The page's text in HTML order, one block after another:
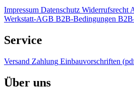
Impressum Datenschutz Widerrufsrecht
Werkstatt-AGB B2B-Bedingungen
Service
Versand Zahlung Einbauvorschriften
Über uns